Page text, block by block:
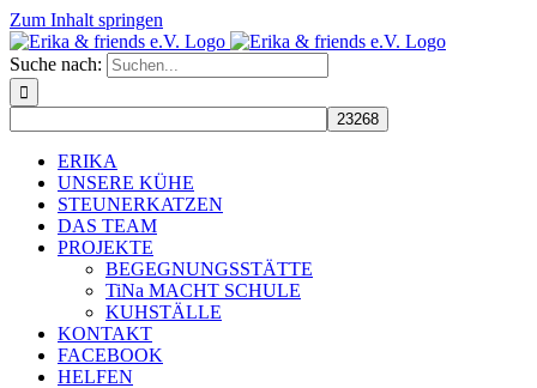
Zum Inhalt springen
Suche nach:
ERIKA
UNSERE KÜHE
STEUNERKATZEN
DAS TEAM
PROJEKTE
BEGEGNUNGSSTÄTTE
TiNa MACHT SCHULE
KUHSTÄLLE
KONTAKT
FACEBOOK
HELFEN